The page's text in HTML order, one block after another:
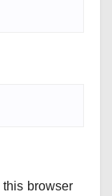
browser